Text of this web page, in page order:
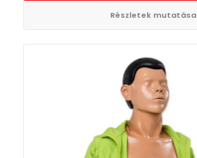
Részletek mutatása